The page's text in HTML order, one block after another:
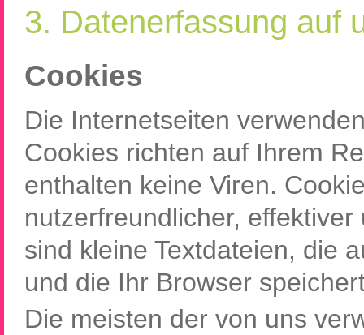
3. Datenerfassung auf
Cookies
Die Internetseiten
Cookies richten auf Ihrem
enthalten keine Viren.
nutzerfreundlicher,
sind kleine Textdateien, die
und die Ihr Browser
Die meisten der von uns